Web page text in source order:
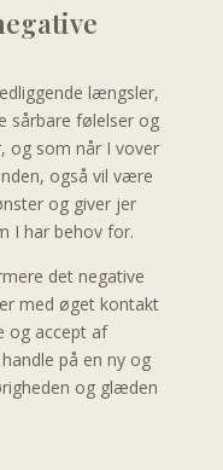
længsler,
sårbare følelser og
og som når I vover
også vil være
og giver jer
I har behov for.
det negative
med øget kontakt
og accept af
på en ny og
og glæden